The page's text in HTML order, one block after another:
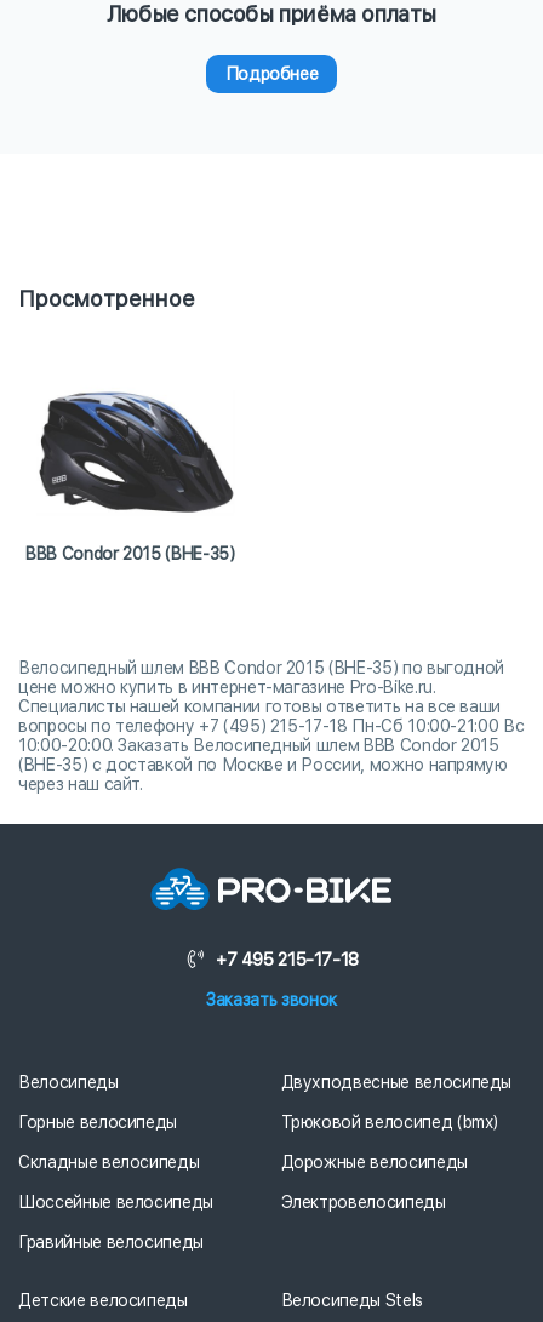
Любые способы приёма оплаты
Подробнее
Просмотренное
BBB Condor 2015 (BHE-35)
Велосипедный шлем BBB Condor 2015 (BHE-35) по выгодной
цене можно купить в интернет-магазине Pro-Bike.ru.
Специалисты нашей компании готовы ответить на все ваши
вопросы по телефону +7 (495) 215-17-18 Пн-Сб 10:00-21:00 Вс
10:00-20:00. Заказать Велосипедный шлем BBB Condor 2015
(BHE-35) с доставкой по Москве и России, можно напрямую
через наш сайт.
+7 495 215-17-18
Заказать звонок
Велосипеды
Горные велосипеды
Складные велосипеды
Шоссейные велосипеды
Гравийные велосипеды
Двухподвесные велосипеды
Трюковой велосипед (bmx)
Дорожные велосипеды
Электровелосипеды
Детские велосипеды Велосипеды Stels